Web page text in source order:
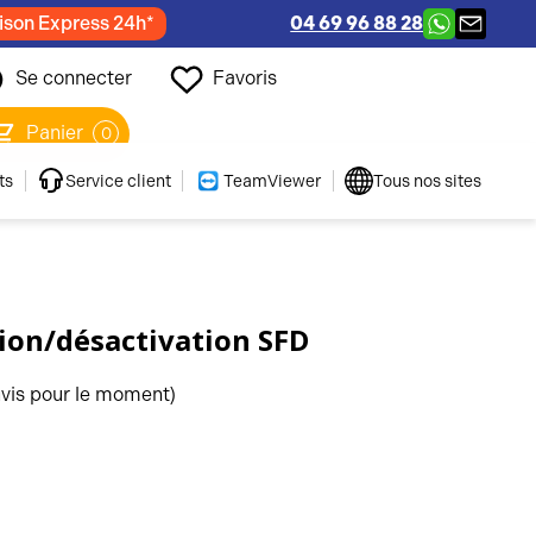
Express 24h* 04 69 96 88 28
Se connecter Favoris
Panier 0
TeamViewer
Service client Tous nos sites
désactivation SFD
pour le moment)